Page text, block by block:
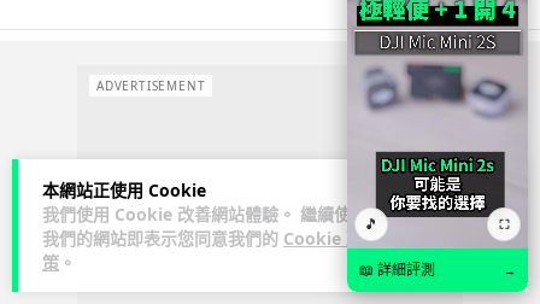
本網站正使用 Cookie
我們使用 Cookie 改善網站體驗。 繼續使用
我們的網站即表示您同意我們的 Cookie 政
策 。
ADVERTISEMENT
🎵 ⛶
📖 詳細評測 →